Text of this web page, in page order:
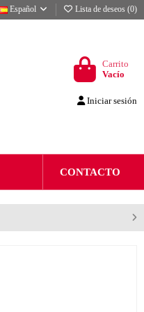
Español Lista de deseos (0)
Carrito
Vacío
Iniciar sesión
CONTACTO